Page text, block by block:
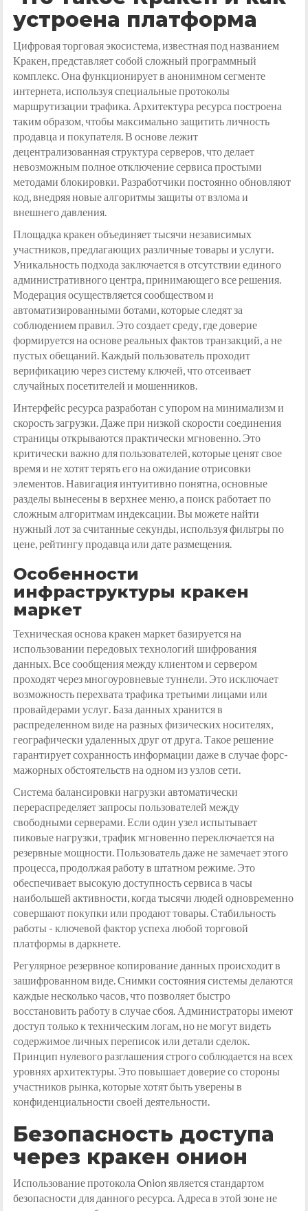
устроена платформа
Цифровая торговая экосистема, известная под названием
Кракен, представляет собой сложный программный
комплекс. Она функционирует в анонимном сегменте
интернета, используя специальные протоколы
маршрутизации трафика. Архитектура ресурса построена
таким образом, чтобы максимально защитить личность
продавца и покупателя. В основе лежит
децентрализованная структура серверов, что делает
невозможным полное отключение сервиса простыми
методами блокировки. Разработчики постоянно обновляют
код, внедряя новые алгоритмы защиты от взлома и
внешнего давления.
Площадка кракен объединяет тысячи независимых
участников, предлагающих различные товары и услуги.
Уникальность подхода заключается в отсутствии единого
административного центра, принимающего все решения.
Модерация осуществляется сообществом и
автоматизированными ботами, которые следят за
соблюдением правил. Это создает среду, где доверие
формируется на основе реальных фактов транзакций, а не
пустых обещаний. Каждый пользователь проходит
верификацию через систему ключей, что отсеивает
случайных посетителей и мошенников.
Интерфейс ресурса разработан с упором на минимализм и
скорость загрузки. Даже при низкой скорости соединения
страницы открываются практически мгновенно. Это
критически важно для пользователей, которые ценят свое
время и не хотят терять его на ожидание отрисовки
элементов. Навигация интуитивно понятна, основные
разделы вынесены в верхнее меню, а поиск работает по
сложным алгоритмам индексации. Вы можете найти
нужный лот за считанные секунды, используя фильтры по
цене, рейтингу продавца или дате размещения.
Особенности
инфраструктуры кракен
маркет
Техническая основа кракен маркет базируется на
использовании передовых технологий шифрования
данных. Все сообщения между клиентом и сервером
проходят через многоуровневые туннели. Это исключает
возможность перехвата трафика третьими лицами или
провайдерами услуг. База данных хранится в
распределенном виде на разных физических носителях,
географически удаленных друг от друга. Такое решение
гарантирует сохранность информации даже в случае форс-
мажорных обстоятельств на одном из узлов сети.
Система балансировки нагрузки автоматически
перераспределяет запросы пользователей между
свободными серверами. Если один узел испытывает
пиковые нагрузки, трафик мгновенно переключается на
резервные мощности. Пользователь даже не замечает этого
процесса, продолжая работу в штатном режиме. Это
обеспечивает высокую доступность сервиса в часы
наибольшей активности, когда тысячи людей одновременно
совершают покупки или продают товары. Стабильность
работы - ключевой фактор успеха любой торговой
платформы в даркнете.
Регулярное резервное копирование данных происходит в
зашифрованном виде. Снимки состояния системы делаются
каждые несколько часов, что позволяет быстро
восстановить работу в случае сбоя. Администраторы имеют
доступ только к техническим логам, но не могут видеть
содержимое личных переписок или детали сделок.
Принцип нулевого разглашения строго соблюдается на всех
уровнях архитектуры. Это повышает доверие со стороны
участников рынка, которые хотят быть уверены в
конфиденциальности своей деятельности.
Безопасность доступа
через кракен онион
Использование протокола Onion является стандартом
безопасности для данного ресурса. Адреса в этой зоне не